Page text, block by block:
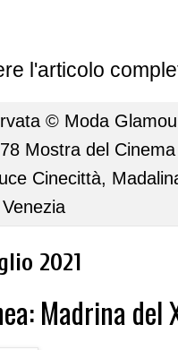
l'articolo
© Moda
78 Mostra del
Cinecittà,
Venezia
2021
Madrina del